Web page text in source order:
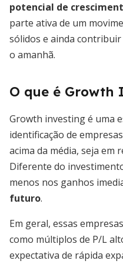
potencial de
parte ativa de um
sólidos e ainda
o amanhã.
O que é Growth
Growth investing é uma
identificação de
acima da média, seja em
Diferente do
menos nos ganhos
futuro.
Em geral, essas
como múltiplos de P/L
expectativa de rápida